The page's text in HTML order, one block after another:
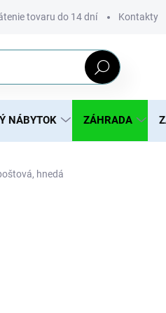
tovaru do 14 dní Kontakty
Hľadať
NÁBYTOK ZÁHRADA
hnedá